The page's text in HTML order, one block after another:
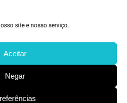
site e nosso serviço.
Aceitar
Negar
da TT.